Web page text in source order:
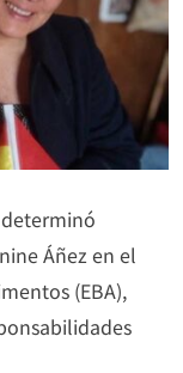
Áñez en el
(EBA),